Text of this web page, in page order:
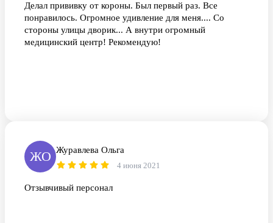
Делал прививку от короны. Был первый раз. Все
понравилось. Огромное удивление для меня.... Со
стороны улицы дворик... А внутри огромный
медицинский центр! Рекомендую!
ЖО Журавлева Ольга
4 июня 2021
Отзывчивый персонал